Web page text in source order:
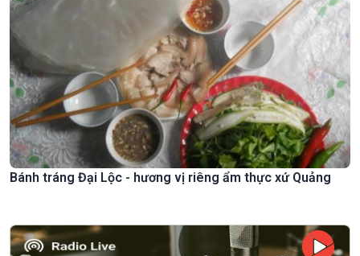
Bánh tráng Đại Lộc - hương vị riêng ẩm thực xứ Quảng